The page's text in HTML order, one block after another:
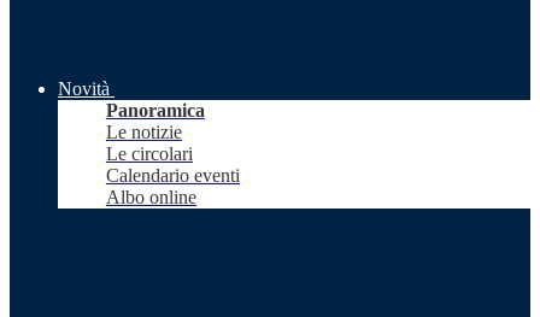
Novità
Panoramica
Le notizie
Le circolari
Calendario eventi
Albo online